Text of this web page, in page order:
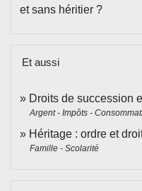
et sans héritier ?
Et aussi
Droits de succession
Argent - Impôts -
Héritage : ordre et
Famille - Scolarité